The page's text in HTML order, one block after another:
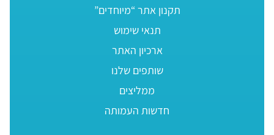
תקנון אתר “מיוחדים”
תנאי שימוש
ארכיון האתר
שותפים שלנו
ממליצים
חדשות העמותה